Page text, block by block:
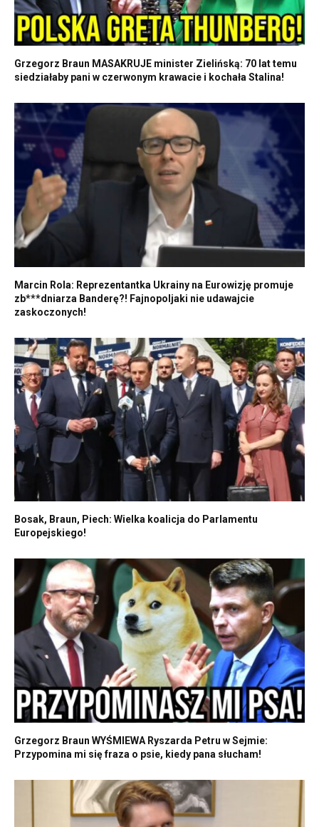
Grzegorz Braun MASAKRUJE minister Zielińską: 70 lat temu
siedziałaby pani w czerwonym krawacie i kochała Stalina!
Marcin Rola: Reprezentantka Ukrainy na Eurowizję promuje
zb***dniarza Banderę?! Fajnopoljaki nie udawajcie
zaskoczonych!
Bosak, Braun, Piech: Wielka koalicja do Parlamentu
Europejskiego!
Grzegorz Braun WYŚMIEWA Ryszarda Petru w Sejmie:
Przypomina mi się fraza o psie, kiedy pana słucham!